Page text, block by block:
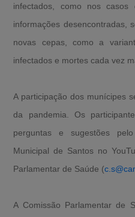
infectados, como nos
informações desencontradas,
novas cepas, como a
infectados e mortes cada vez
A participação dos munícipes
da pandemia. Os
perguntas e sugestões
Municipal de Santos no
Parlamentar de Saúde (
A Comissão Parlamentar de